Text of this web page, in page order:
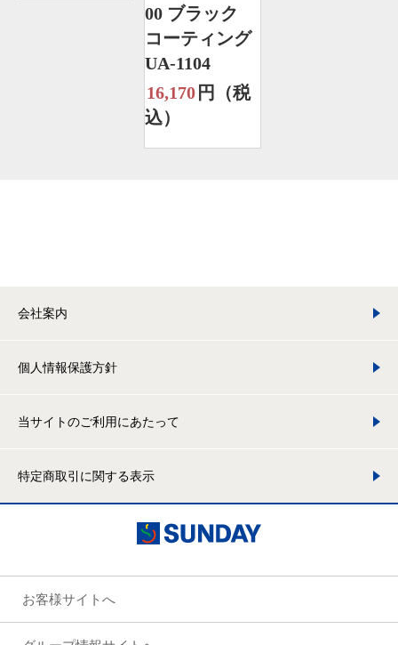
00 ブラック
コーティング
UA-1104
16,170 円（税
込）
会社案内
個人情報保護方針
当サイトのご利用にあたって
特定商取引に関する表示
お客様サイトへ